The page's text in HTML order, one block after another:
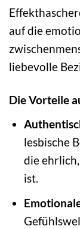
auf die
liebevolle
Die Vorteile
lesbische
die
ist.